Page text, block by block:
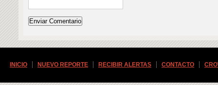
INICIO NUEVO REPORTE RECIBIR ALERTAS CONTACTO